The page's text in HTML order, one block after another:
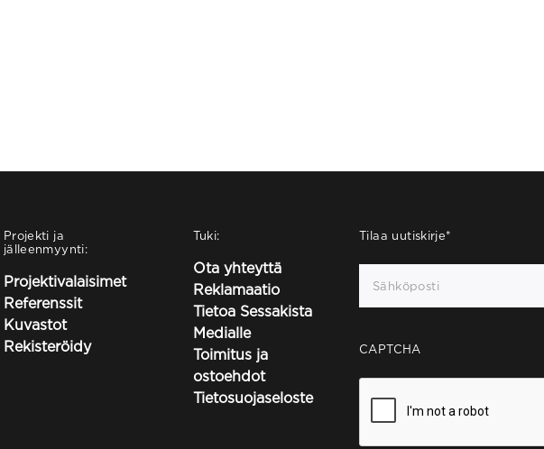
Projekti ja
jälleenmyynti:
Projektivalaisimet
Referenssit
Kuvastot
Rekisteröidy
Tuki:
Ota yhteyttä
Reklamaatio
Tietoa Sessakista
Medialle
Toimitus ja
ostoehdot
Tietosuojaseloste
Tilaa uutiskirje*
CAPTCHA